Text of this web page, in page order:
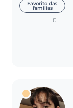
Favorito das
famílias
(1)